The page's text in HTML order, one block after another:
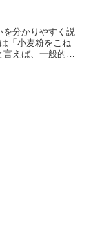
分かりやすく説
「小麦粉をこね
えば、一般的に